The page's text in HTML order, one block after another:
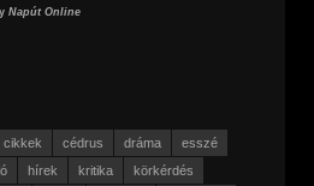
Napút Online
cikkek cédrus dráma
esszé
hírek kritika
körkérdés